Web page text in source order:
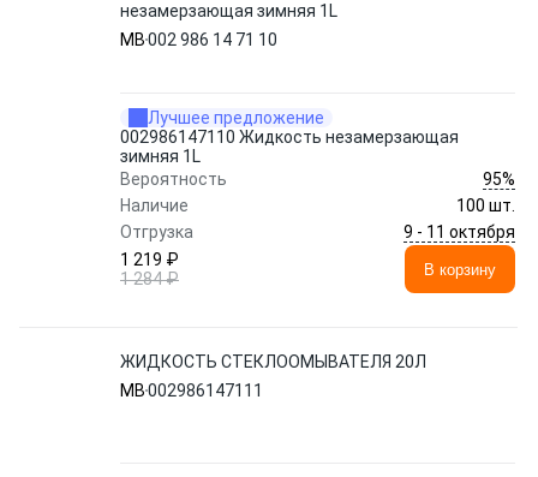
незамерзающая зимняя 1L
MB002 986 14 71 10
Лучшее предложение
002986147110 Жидкость незамерзающая
зимняя 1L
Вероятность
95%
Наличие
100 шт.
Отгрузка
9 - 11 октября
1 219 ₽
1 284 ₽
В корзину
ЖИДКОСТЬ СТЕКЛООМЫВАТЕЛЯ 20Л
MB002986147111